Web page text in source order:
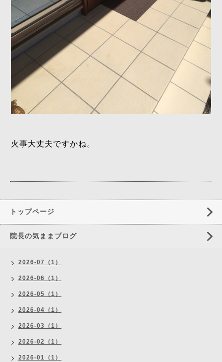
火事大丈夫ですかね。
トップページ
院長の気ままブログ
2026-07（1）
2026-06（1）
2026-05（1）
2026-04（1）
2026-03（1）
2026-02（1）
2026-01（1）